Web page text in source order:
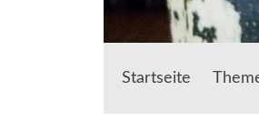
Startseite